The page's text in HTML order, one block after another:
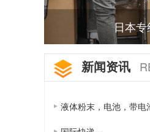
日本专
新闻资讯
液体粉末，电池，带